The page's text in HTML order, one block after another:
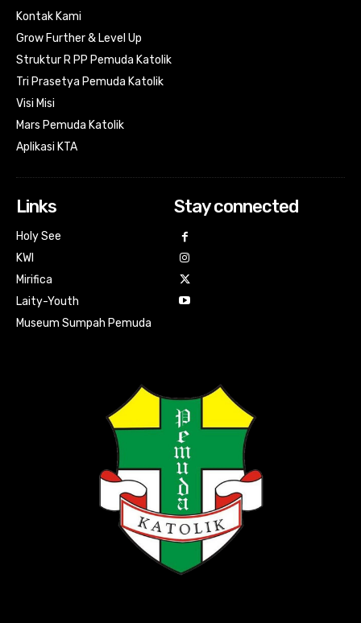
Kontak Kami
Grow Further & Level Up
Struktur R PP Pemuda Katolik
Tri Prasetya Pemuda Katolik
Visi Misi
Mars Pemuda Katolik
Aplikasi KTA
Links
Holy See
KWI
Mirifica
Laity-Youth
Museum Sumpah Pemuda
Stay connected